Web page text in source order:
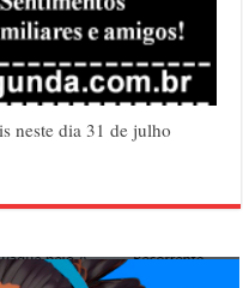
neste dia 31 de julho